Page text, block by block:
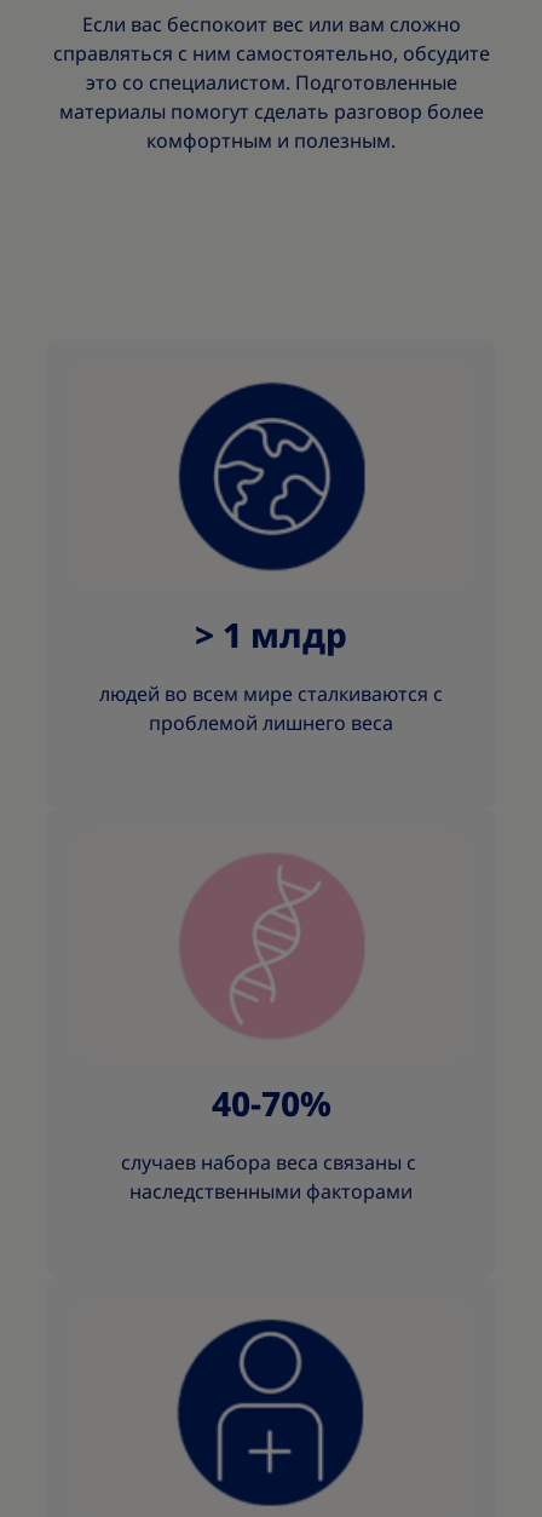
Если вас беспокоит вес или вам сложно
справляться с ним самостоятельно, обсудите
это со специалистом. Подготовленные
материалы помогут сделать разговор более
комфортным и полезным.
> 1 млдр
людей во всем мире сталкиваются с
проблемой лишнего веса
40-70%
случаев набора веса связаны с
наследственными факторами